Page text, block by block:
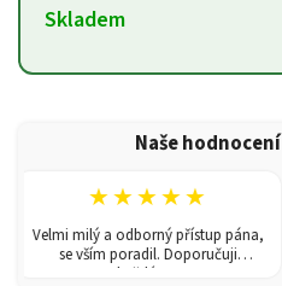
Skladem
Naše hodnocení
★★★★★
Velmi milý a odborný přístup pána,
se vším poradil. Doporučuji
každému!